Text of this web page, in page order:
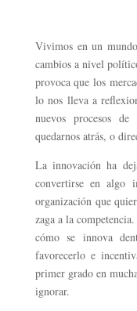
Vivimos en un
cambios a nivel
provoca que los
lo nos lleva a
nuevos procesos
quedarnos atrás, o
La innovación ha
convertirse en algo
organización que
zaga a la
cómo se innova
favorecerlo e
primer grado en
ignorar.